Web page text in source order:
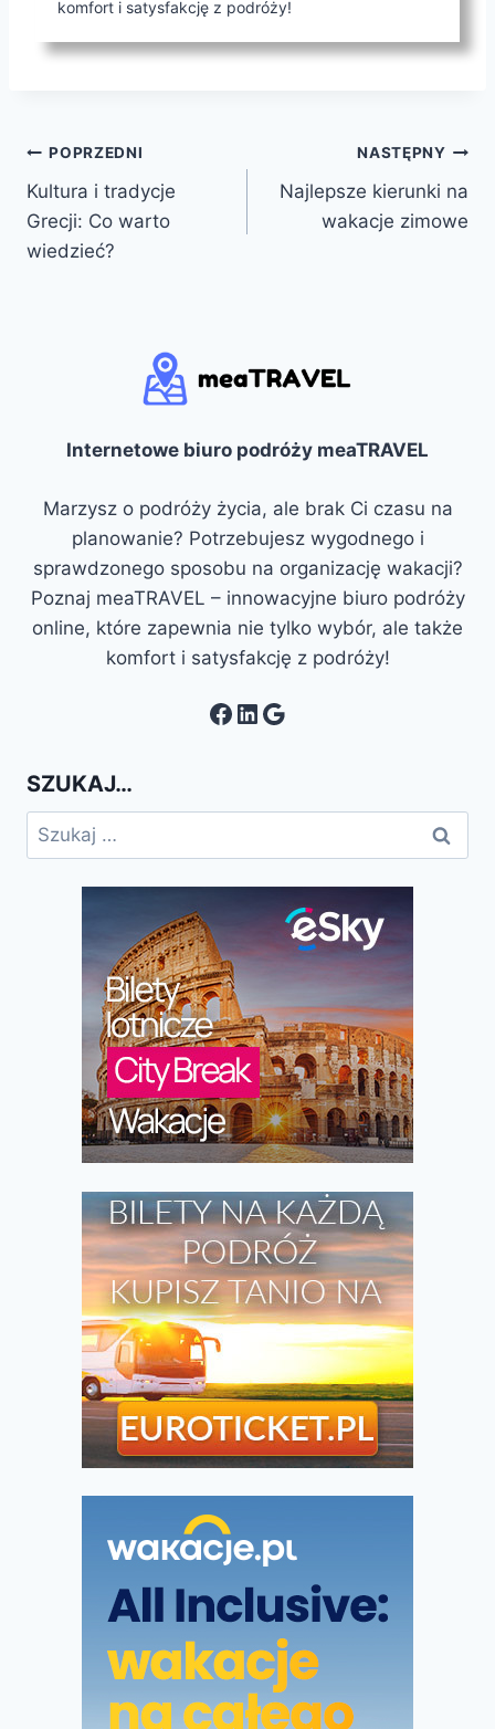
komfort i satysfakcję z podróży!
Nawigacja
wpisu
POPRZEDNI
Kultura i tradycje
Grecji: Co warto
wiedzieć?
NASTĘPNY
Najlepsze kierunki na
wakacje zimowe
Internetowe biuro podróży meaTRAVEL
Marzysz o podróży życia, ale brak Ci czasu na
planowanie? Potrzebujesz wygodnego i
sprawdzonego sposobu na organizację wakacji?
Poznaj meaTRAVEL – innowacyjne biuro podróży
online, które zapewnia nie tylko wybór, ale także
komfort i satysfakcję z podróży!
Facebook
LinkedIn
Google
SZUKAJ…
Szukaj: